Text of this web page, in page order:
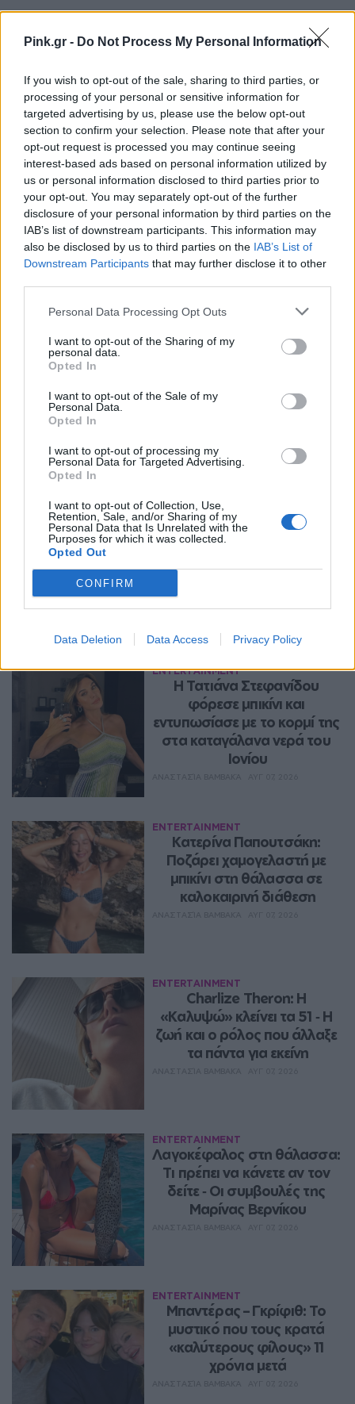
Pink.gr - Do Not Process My Personal Information
If you wish to opt-out of the sale, sharing to third parties, or
processing of your personal or sensitive information for
targeted advertising by us, please use the below opt-out
section to confirm your selection. Please note that after your
opt-out request is processed you may continue seeing
interest-based ads based on personal information utilized by
us or personal information disclosed to third parties prior to
your opt-out. You may separately opt-out of the further
disclosure of your personal information by third parties on the
IAB’s list of downstream participants. This information may
also be disclosed by us to third parties on the IAB’s List of
Downstream Participants that may further disclose it to other
Personal Data Processing Opt Outs
I want to opt-out of the Sharing of my
personal data.
Opted In
I want to opt-out of the Sale of my
Personal Data.
Opted In
I want to opt-out of processing my
Personal Data for Targeted Advertising.
Opted In
I want to opt-out of Collection, Use,
Retention, Sale, and/or Sharing of my
Personal Data that Is Unrelated with the
Purposes for which it was collected.
Opted Out
CONFIRM
Data Deletion Data Access Privacy Policy
Ακολουθήστε το Pink.gr στο
και
μάθετε πρώτοι
τα πιο hot νέα
Ακολουθήστε το Pink.gr και στο Instagram
ΔΙΑΦΗΜΙΣΗ
Περισσότερα Θέματα
Entertainment
ENTERTAINMENT
Η Τατιάνα Στεφανίδου
φόρεσε μπικίνι και
εντυπωσίασε με το κορμί της
στα καταγάλανα νερά του
Ιονίου
ENTERTAINMENT
Κατερίνα Παπουτσάκη:
Ποζάρει χαμογελαστή με
μπικίνι στη θάλασσα σε
καλοκαιρινή διάθεση
ENTERTAINMENT
Charlize Theron: Η
«Καλυψώ» κλείνει τα 51 ‑ H
ζωή και ο ρόλος που άλλαξε
τα πάντα για εκείνη
ENTERTAINMENT
Λαγοκέφαλος στη θάλασσα:
Τι πρέπει να κάνετε αν τον
δείτε ‑ Οι συμβουλές της
Μαρίνας Βερνίκου
ENTERTAINMENT
Μπαντέρας – Γκρίφιθ: Το
μυστικό που τους κρατά
«καλύτερους φίλους» 11
χρόνια μετά